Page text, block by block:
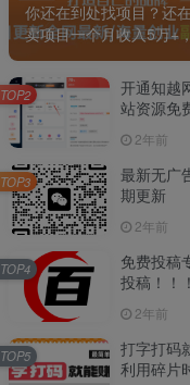
你还在到处找项目？还
卖项目一个月收入5万+
开通知越
站资源免
惠】2年前
TOP2
最新无广
期更新
2年前
TOP3
免费投稿
投稿！！！
2年前
TOP4
打字打码
利用碎片
TOP5